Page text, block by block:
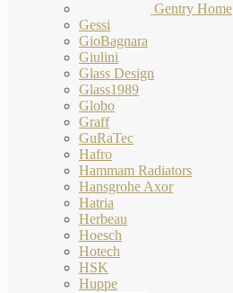
Gentry Home
Gessi
GioBagnara
Giulini
Glass Design
Glass1989
Globo
Graff
GuRaTec
Hafro
Hammam Radiators
Hansgrohe Axor
Hatria
Herbeau
Hoesch
Hotech
HSK
Huppe